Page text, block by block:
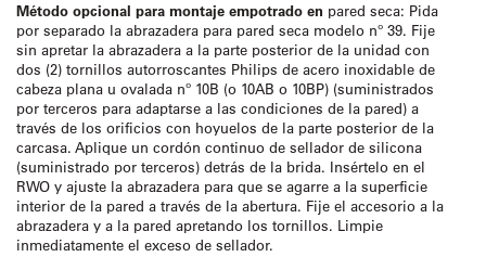
Método opcional para montaje empotrado en pared seca: Pida
por separado la abrazadera para pared seca modelo nº 39. Fije
sin apretar la abrazadera a la parte posterior de la unidad con
dos (2) tornillos autorroscantes Philips de acero inoxidable de
cabeza plana u ovalada nº 10B (o 10AB o 10BP) (suministrados
por terceros para adaptarse a las condiciones de la pared) a
través de los orificios con hoyuelos de la parte posterior de la
carcasa. Aplique un cordón continuo de sellador de silicona
(suministrado por terceros) detrás de la brida. Insértelo en el
RWO y ajuste la abrazadera para que se agarre a la superficie
interior de la pared a través de la abertura. Fije el accesorio a la
abrazadera y a la pared apretando los tornillos. Limpie
inmediatamente el exceso de sellador.